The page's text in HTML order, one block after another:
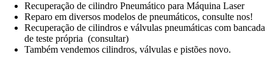
Recuperação de cilindro Pneumático para Máquina Laser
Reparo em diversos modelos de pneumáticos, consulte nos!
Recuperação de cilindros e válvulas pneumáticas com bancada
de teste própria (consultar)
Também vendemos cilindros, válvulas e pistões novo.